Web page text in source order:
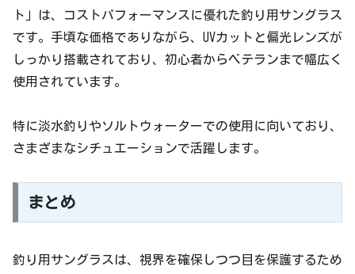
ト」は、コストパフォーマンスに優れた釣り用サングラス
です。手頃な価格でありながら、UVカットと偏光レンズが
しっかり搭載されており、初心者からベテランまで幅広く
使用されています。
特に淡水釣りやソルトウォーターでの使用に向いており、
さまざまなシチュエーションで活躍します。
まとめ
釣り用サングラスは、視界を確保しつつ目を保護するため